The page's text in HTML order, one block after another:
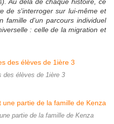
de s'interroger sur lui-même et
famille d'un parcours individuel
: celle de la migration et
des élèves de 1ière 3
partie de la famille de Kenza